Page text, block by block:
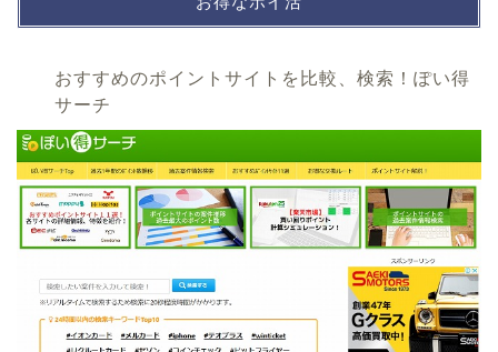
おすすめのポイントサイトを比較、検索！ぽい得
サーチ